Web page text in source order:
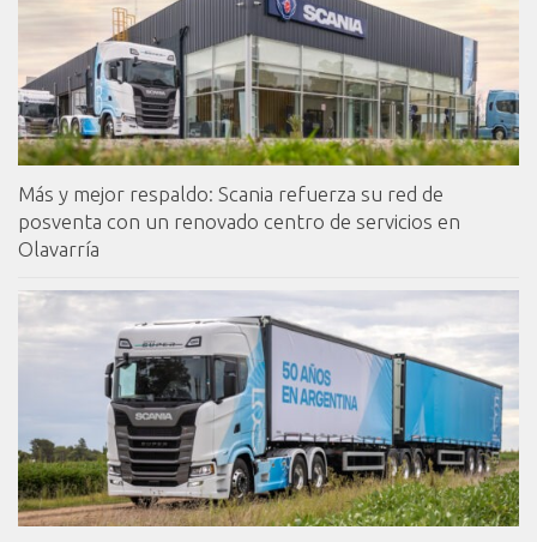
Más y mejor respaldo: Scania refuerza su red de
posventa con un renovado centro de servicios en
Olavarría